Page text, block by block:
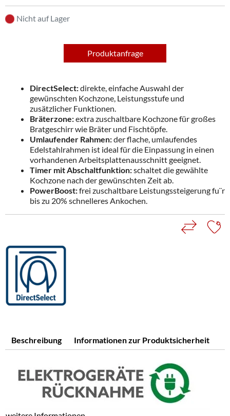
Nicht auf Lager
Produktanfrage
DirectSelect:direkte, einfache Auswahl der
gewünschten Kochzone, Leistungsstufe und
zusätzlicher Funktionen.
Bräterzone:extra zuschaltbare Kochzone für großes
Bratgeschirr wie Bräter und Fischtöpfe.
Umlaufender Rahmen:der flache, umlaufendes
Edelstahlrahmen ist ideal für die Einpassung in einen
vorhandenen Arbeitsplattenausschnitt geeignet.
Timer mit Abschaltfunktion:schaltet die gewählte
Kochzone nach der gewünschten Zeit ab.
PowerBoost:frei zuschaltbare Leistungssteigerung fu¨r
bis zu 20% schnelleres Ankochen.
Beschreibung Informationen zur Produktsicherheit